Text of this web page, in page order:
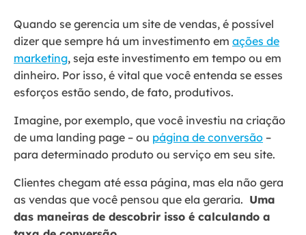
Quando se gerencia um site de vendas, é possível
dizer que sempre há um investimento em ações de
marketing, seja este investimento em tempo ou em
dinheiro. Por isso, é vital que você entenda se esses
esforços estão sendo, de fato, produtivos.
Imagine, por exemplo, que você investiu na criação
de uma landing page – ou página de conversão –
para determinado produto ou serviço em seu site.
Clientes chegam até essa página, mas ela não gera
as vendas que você pensou que ela geraria. Uma
das maneiras de descobrir isso é calculando a